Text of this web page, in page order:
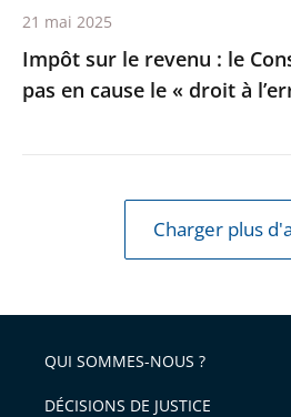
en
cause
le
Impôt sur le revenu : le
pas en cause le « droit à
21 mai 2025
Charger plus
QUI SOMMES-NOUS ?
DÉCISIONS DE JUSTICE